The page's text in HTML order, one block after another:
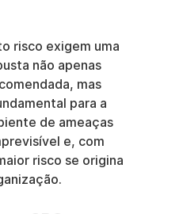
risco exigem uma
não apenas
mas
para a
de ameaças
e, com
risco se origina